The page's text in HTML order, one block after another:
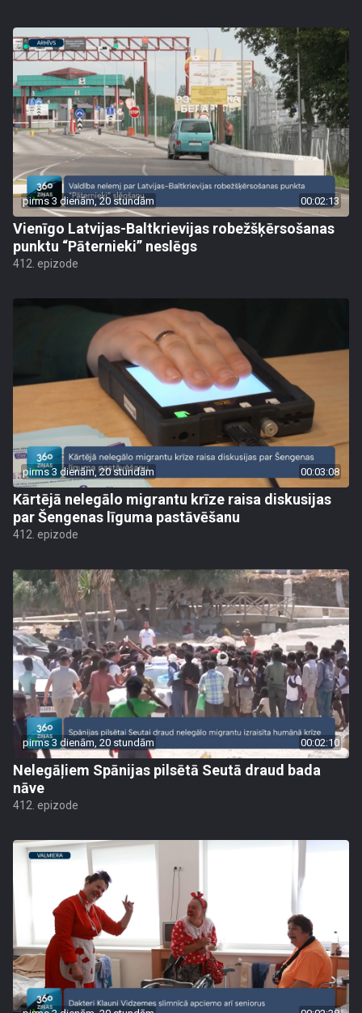
pirms 3 dienām, 20 stundām 00:02:13
Vienīgo Latvijas-Baltkrievijas robežšķērsošanas
punktu “Pāternieki” neslēgs
412. epizode
pirms 3 dienām, 20 stundām 00:03:08
Kārtējā nelegālo migrantu krīze raisa diskusijas
par Šengenas līguma pastāvēšanu
412. epizode
pirms 3 dienām, 20 stundām 00:02:10
Nelegāļiem Spānijas pilsētā Seutā draud bada
nāve
412. epizode